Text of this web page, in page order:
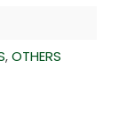
,OTHERS